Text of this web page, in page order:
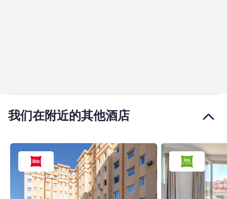
我们在附近的其他酒店